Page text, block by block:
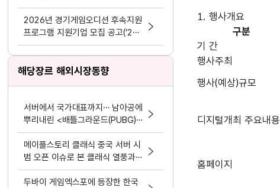
2026년 경기게임오디션 후속지원
프로그램 지원기업 모집 공고(’24
~’25년 선정기업 대상)
해당장르 해외시장동향
서버에서 국가대표까지… 남아공에
뿌리내린 <배틀그라운드(PUBG)
모바일>
메이플스토리 클래식 중국 서버 시
범 오픈 이슈로 본 클래식 열풍과
시의성
두바이 게임엑스포에 등장한 한국
구분
기 간
행사주최
행사(예상)규모
디지털개최 주요내용
홈페이지